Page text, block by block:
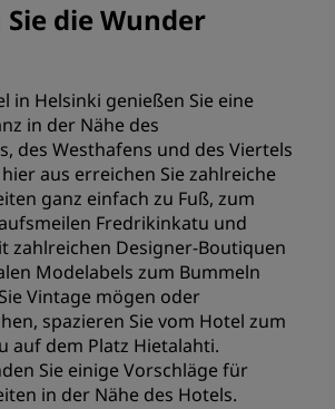
die Wunder
in Helsinki genießen Sie eine
in der Nähe des
des Westhafens und des Viertels
aus erreichen Sie zahlreiche
ganz einfach zu Fuß, zum
Fredrikinkatu und
zahlreichen Designer-Boutiquen
Modelabels zum Bummeln
Vintage mögen oder
spazieren Sie vom Hotel zum
auf dem Platz Hietalahti.
Sie einige Vorschläge für
in der Nähe des Hotels.